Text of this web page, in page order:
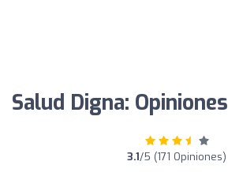
Salud Digna: Opiniones
3.1/5 (171 Opiniones)